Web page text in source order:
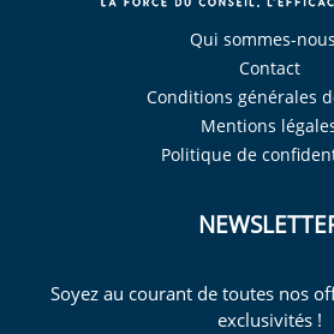
Qui sommes-
Contact
Conditions générales
Mentions
Politique de
Soyez au courant de toutes nos
exclusivités !